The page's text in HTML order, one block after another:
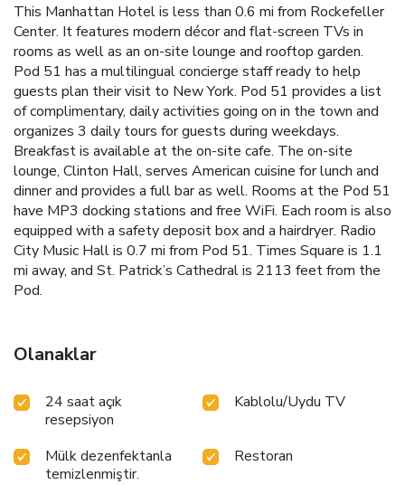
This Manhattan Hotel is less than 0.6 mi from Rockefeller
Center. It features modern décor and flat-screen TVs in
rooms as well as an on-site lounge and rooftop garden.
Pod 51 has a multilingual concierge staff ready to help
guests plan their visit to New York. Pod 51 provides a list
of complimentary, daily activities going on in the town and
organizes 3 daily tours for guests during weekdays.
Breakfast is available at the on-site cafe. The on-site
lounge, Clinton Hall, serves American cuisine for lunch and
dinner and provides a full bar as well. Rooms at the Pod 51
have MP3 docking stations and free WiFi. Each room is also
equipped with a safety deposit box and a hairdryer. Radio
City Music Hall is 0.7 mi from Pod 51. Times Square is 1.1
mi away, and St. Patrick’s Cathedral is 2113 feet from the
Pod.
Olanaklar
24 saat açık
resepsiyon
Kablolu/Uydu TV
Mülk dezenfektanla
temizlenmiştir.
Restoran